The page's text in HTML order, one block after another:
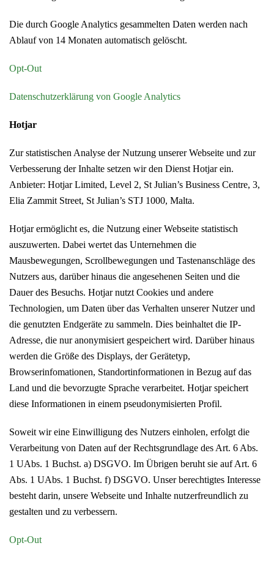
Die durch Google Analytics gesammelten Daten werden nach
Ablauf von 14 Monaten automatisch gelöscht.
Opt-Out
Datenschutzerklärung von Google Analytics
Hotjar
Zur statistischen Analyse der Nutzung unserer Webseite und zur
Verbesserung der Inhalte setzen wir den Dienst Hotjar ein.
Anbieter: Hotjar Limited, Level 2, St Julian’s Business Centre, 3,
Elia Zammit Street, St Julian’s STJ 1000, Malta.
Hotjar ermöglicht es, die Nutzung einer Webseite statistisch
auszuwerten. Dabei wertet das Unternehmen die
Mausbewegungen, Scrollbewegungen und Tastenanschläge des
Nutzers aus, darüber hinaus die angesehenen Seiten und die
Dauer des Besuchs. Hotjar nutzt Cookies und andere
Technologien, um Daten über das Verhalten unserer Nutzer und
die genutzten Endgeräte zu sammeln. Dies beinhaltet die IP-
Adresse, die nur anonymisiert gespeichert wird. Darüber hinaus
werden die Größe des Displays, der Gerätetyp,
Browserinfomationen, Standortinformationen in Bezug auf das
Land und die bevorzugte Sprache verarbeitet. Hotjar speichert
diese Informationen in einem pseudonymisierten Profil.
Soweit wir eine Einwilligung des Nutzers einholen, erfolgt die
Verarbeitung von Daten auf der Rechtsgrundlage des Art. 6 Abs.
1 UAbs. 1 Buchst. a) DSGVO. Im Übrigen beruht sie auf Art. 6
Abs. 1 UAbs. 1 Buchst. f) DSGVO. Unser berechtigtes Interesse
besteht darin, unsere Webseite und Inhalte nutzerfreundlich zu
gestalten und zu verbessern.
Opt-Out